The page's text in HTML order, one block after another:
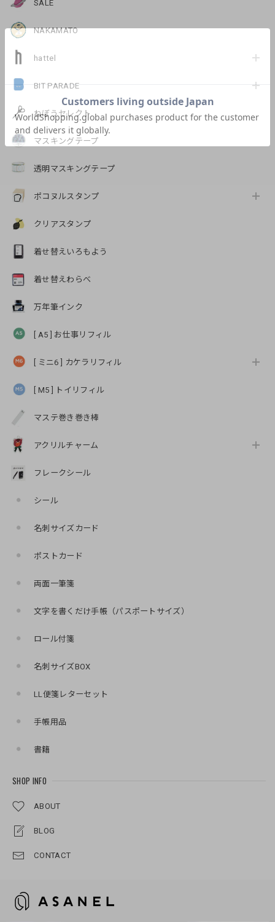
SALE
NAKAMATO
hattel
BIT PARADE
ねぼうセレクト
マスキングテープ
透明マスキングテープ
ポコヌルスタンプ
クリアスタンプ
着せ替えいろもよう
着せ替えわらべ
万年筆インク
[ A5 ] お仕事リフィル
[ ミニ6 ] カケラリフィル
[ M5 ] トイリフィル
マステ巻き巻き棒
アクリルチャーム
フレークシール
シール
名刺サイズカード
ポストカード
両面一筆箋
文字を書くだけ手帳（パスポートサイズ）
ロール付箋
名刺サイズBOX
LL便箋レターセット
手帳用品
書籍
SHOP INFO
ABOUT
BLOG
CONTACT